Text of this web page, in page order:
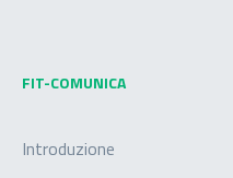
FIT-COMUNICA
Introduzione